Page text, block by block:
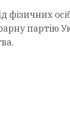
фізичних
партію